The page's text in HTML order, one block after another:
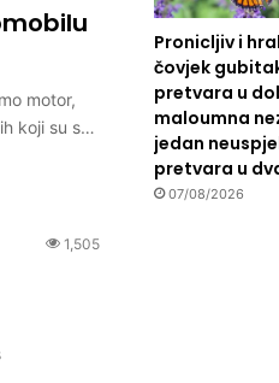
motor,
koji su s…
1,505
Pronicljiv i
čovjek
pretvara u
maloumna
jedan
pretvara u
07/08/2026